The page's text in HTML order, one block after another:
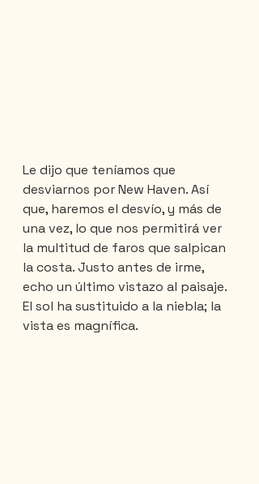
Le dijo que teníamos que
desviarnos por New Haven. Así
que, haremos el desvío, y más de
una vez, lo que nos permitirá ver
la multitud de faros que salpican
la costa. Justo antes de irme,
echo un último vistazo al paisaje.
El sol ha sustituido a la niebla; la
vista es magnífica.